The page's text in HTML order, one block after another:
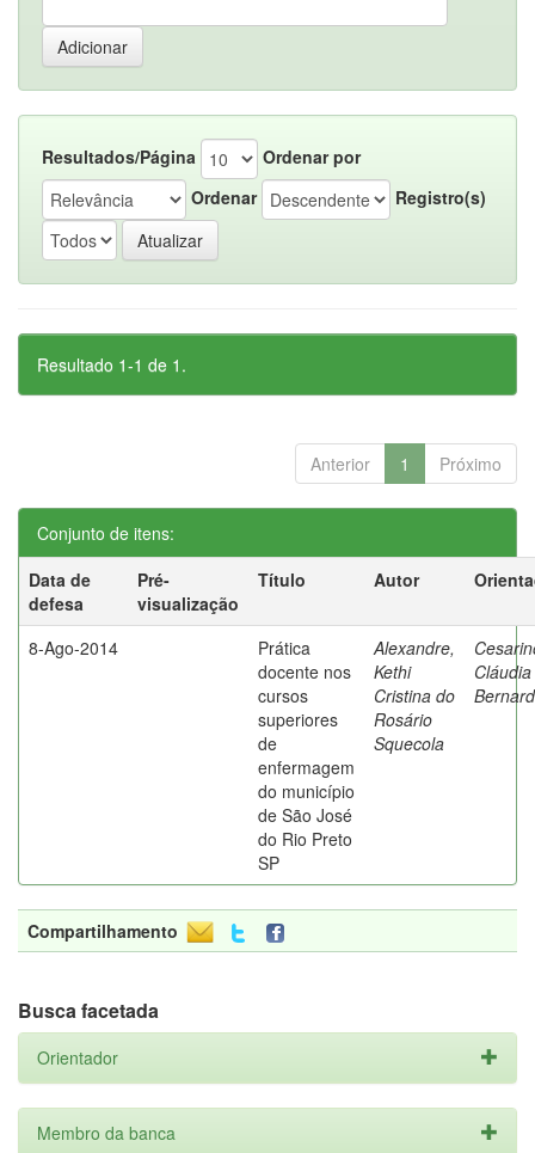
Resultados/Página
Ordenar por
Ordenar
Registro(s)
Resultado 1-1 de 1.
Anterior 1 Próximo
Conjunto de itens:
Data de
defesa
Pré-
visualização
Título Autor
8-Ago-2014
Prática
docente nos
cursos
superiores
de
enfermagem
do município
de São José
do Rio Preto
SP
Alexandre,
Kethi
Cristina do
Rosário
Squecola
Cláudia
Compartilhamento
Busca facetada
Orientador
Membro da banca